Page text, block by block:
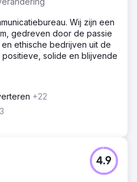
opgeschaald met
merk is volledig
geciteerd door
volledige zichtbaarheid
Wij zijn een
gedreven door de passie
ethische bedrijven uit de
solide en blijvende
+22
4.9